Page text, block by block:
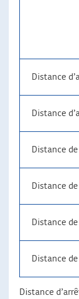
Distance
Distance
Distance
Distance
Distance
Distance
Distance